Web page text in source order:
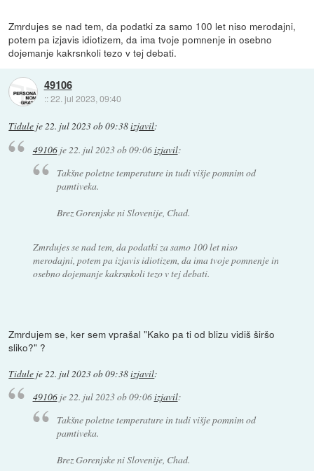
Zmrdujes se nad tem, da podatki za samo 100 let niso merodajni,
potem pa izjavis idiotizem, da ima tvoje pomnenje in osebno
dojemanje kakrsnkoli tezo v tej debati.
49106
::22. jul 2023, 09:40
Tidule je22. jul 2023 ob 09:38izjavil:
49106je22. jul 2023 ob 09:06izjavil:
Takšne poletne temperature in tudi višje pomnim od
pamtiveka.
Brez Gorenjske ni Slovenije, Chad.
Zmrdujes se nad tem, da podatki za samo 100 let niso
merodajni, potem pa izjavis idiotizem, da ima tvoje pomnenje in
osebno dojemanje kakrsnkoli tezo v tej debati.
Zmrdujem se, ker sem vprašal "Kako pa ti od blizu vidiš širšo
sliko?" ?
Tidule je 22. jul 2023 ob 09:38izjavil:
49106je22. jul 2023 ob 09:06izjavil:
Takšne poletne temperature in tudi višje pomnim od
pamtiveka.
Brez Gorenjske ni Slovenije, Chad.